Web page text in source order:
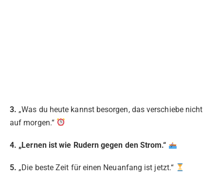
3. „Was du heute kannst besorgen, das verschiebe nicht
auf morgen.“
4. „Lernen ist wie Rudern gegen den Strom.“
5. „Die beste Zeit für einen Neuanfang ist jetzt.“